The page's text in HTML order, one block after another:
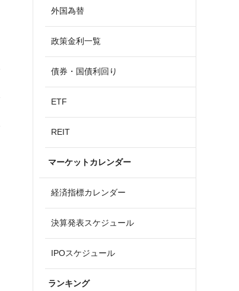
外国為替
政策金利一覧
債券・国債利回り
ETF
REIT
マーケットカレンダー
経済指標カレンダー
決算発表スケジュール
IPOスケジュール
ランキング